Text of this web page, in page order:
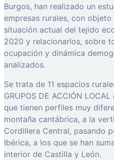
Burgos, han realizado un
empresas rurales, con
situación actual del tejido
2020 y relacionarlos, sobre
ocupación y dinámica
analizados.
Se trata de 11 espacios
GRUPOS DE ACCIÓN
que tienen perfiles muy
montaña cantábrica, a la
Cordillera Central, pasando
Ibérica, a los que se han
interior de Castilla y León.